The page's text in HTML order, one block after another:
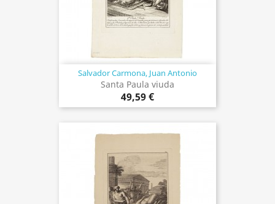
Salvador Carmona, Juan Antonio
Santa Paula viuda
49,59 €